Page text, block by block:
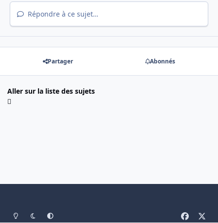
Répondre à ce sujet…
Partager Abonnés
Aller sur la liste des sujets
Light ModeMode sombreSystem Preference